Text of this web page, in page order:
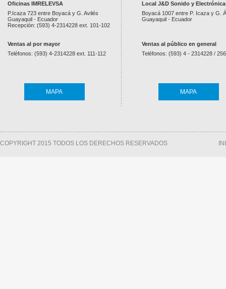
Oficinas IMRELEVSA
P.Icaza 723 entre Boyacá y G. Avilés
Guayaquil - Ecuador
Recepción: (593) 4-2314228 ext. 101-102
Ventas al por mayor
Teléfonos: (593) 4-2314228 ext. 111-112
MAPA
Local J&D Sonido y Electrónica
Boyacá 1007 entre P. Icaza y G.
Guayaquil - Ecuador
Ventas al público en general
Teléfonos: (593) 4 - 2314228 /
MAPA
COPYRIGHT 2015 TODOS LOS DERECHOS RESERVADOS